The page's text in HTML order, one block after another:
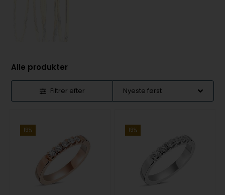
Alle produkter
Filtrer efter
19% 19%